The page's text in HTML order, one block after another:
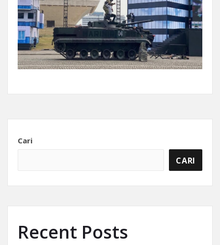
Cari
CARI
Recent Posts